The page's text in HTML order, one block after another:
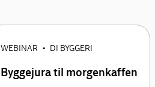
WEBINAR • DI BYGGERI
Byggejura til morgenkaffen